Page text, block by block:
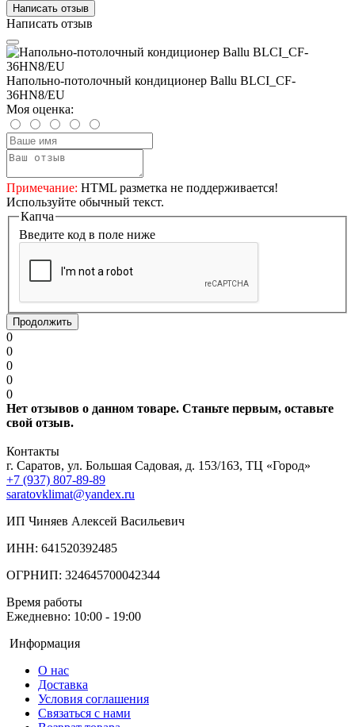
Написать отзыв
Написать отзыв
Напольно-потолочный кондиционер Ballu BLCI_CF-
36HN8/EU
Моя оценка:
Примечание: HTML разметка не поддерживается!
Используйте обычный текст.
Капча
Введите код в поле ниже
Продолжить
0
0
0
0
0
Нет отзывов о данном товаре. Станьте первым, оставьте
свой отзыв.
Контакты
г. Саратов, ул. Большая Садовая, д. 153/163, ТЦ «Город»
+7 (937) 807-89-89
saratovklimat@yandex.ru
ИП Чиняев Алексей Васильевич
ИНН: 641520392485
ОГРНИП: 324645700042344
Время работы
Ежедневно: 10:00 - 19:00
Информация
О нас
Доставка
Условия соглашения
Связаться с нами